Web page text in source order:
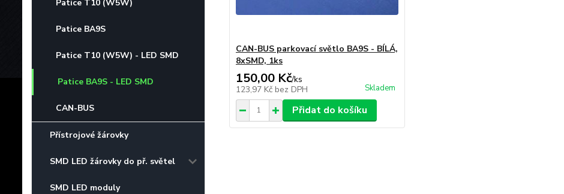
Patice T10 (W5W)
Patice BA9S
Patice T10 (W5W) - LED SMD
Patice BA9S - LED SMD
CAN-BUS
Přístrojové žárovky
SMD LED žárovky do př. světel
SMD LED moduly
CAN-BUS parkovací světlo BA9S - BÍLÁ,
8xSMD, 1ks
150,00 Kč/ks
123,97 Kč bez DPH Skladem
Přidat do košíku